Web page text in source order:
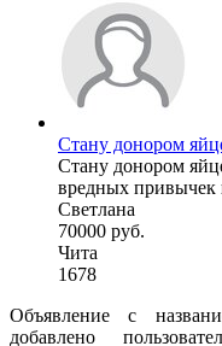
Стану донором
Стану донором
вредных привычек
Светлана
70000 руб.
Чита
1678
Объявление с
добавлено